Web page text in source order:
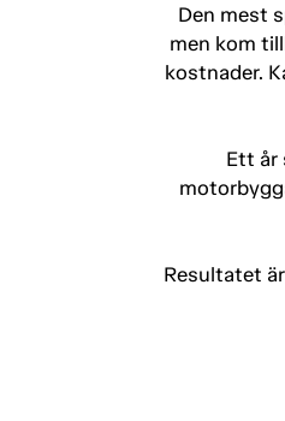
Den mest
men kom
kostnader.
Ett år
Resultatet